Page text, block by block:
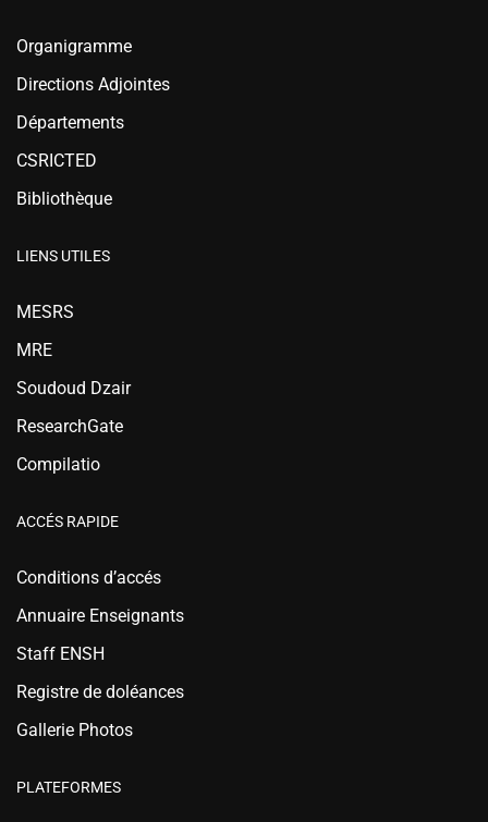
Organigramme
Directions Adjointes
Départements
CSRICTED
Bibliothèque
LIENS UTILES
MESRS
MRE
Soudoud Dzair
ResearchGate
Compilatio
ACCÉS RAPIDE
Conditions d’accés
Annuaire Enseignants
Staff ENSH
Registre de doléances
Gallerie Photos
PLATEFORMES